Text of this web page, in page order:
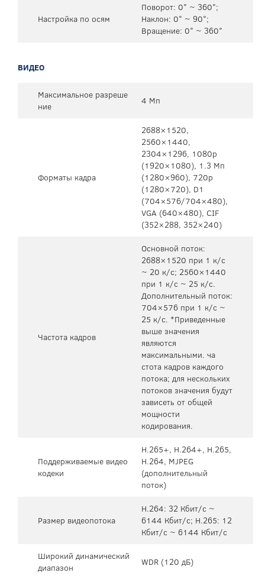
Настройка по осям
Поворот: 0° ~ 360°;
Наклон: 0° ~ 90°;
Вращение: 0° ~ 360°
ВИДЕО
Максимальное разреше
ние
4 Мп
Форматы кадра
2688×1520,
2560×1440,
2304×1296, 1080р
(1920×1080), 1.3 Мп
(1280×960), 720p
(1280×720), D1
(704×576/704×480),
VGA (640×480), CIF
(352×288, 352×240)
Частота кадров
Основной поток:
2688×1520 при 1 к/с
~ 20 к/с; 2560×1440
при 1 к/с ~ 25 к/с.
Дополнительный поток:
704×576 при 1 к/с ~
25 к/с. *Приведенные
выше значения
являются
максимальными. ча
стота кадров каждого
потока; для нескольких
потоков значения будут
зависеть от общей
мощности
кодирования.
Поддерживаемые видео
кодеки
H.265+, H.264+, H.265,
H.264, MJPEG
(дополнительный
поток)
Размер видеопотока
H.264: 32 Кбит/с ~
6144 Кбит/с; H.265: 12
Кбит/с ~ 6144 Кбит/с
Широкий динамический
диапазон
WDR (120 дБ)